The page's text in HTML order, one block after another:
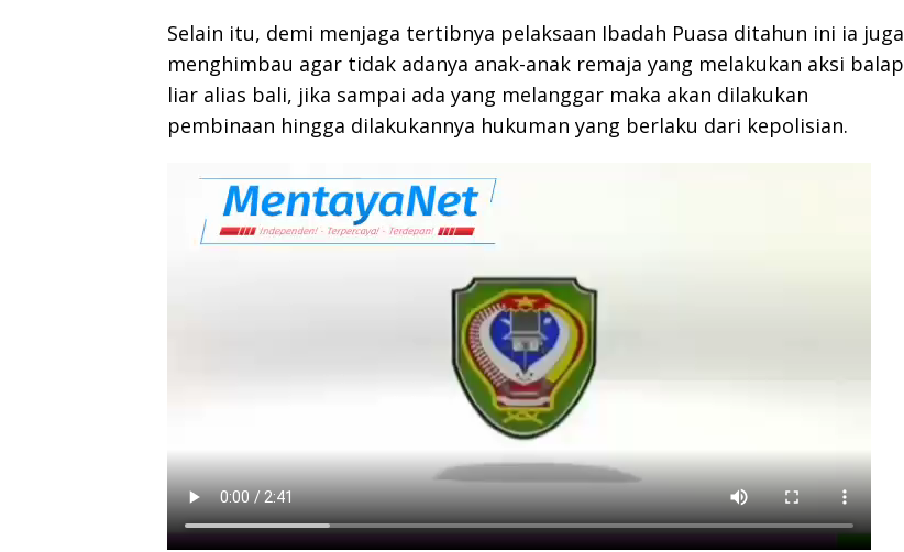
Selain itu, demi menjaga tertibnya pelaksaan Ibadah Puasa ditahun ini ia juga
menghimbau agar tidak adanya anak-anak remaja yang melakukan aksi balap
liar alias bali, jika sampai ada yang melanggar maka akan dilakukan
pembinaan hingga dilakukannya hukuman yang berlaku dari kepolisian.